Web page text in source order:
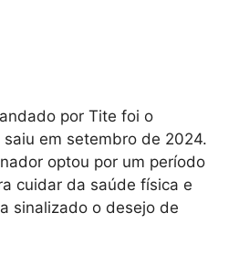
por Tite foi o
em setembro de 2024.
optou por um período
cuidar da saúde física e
sinalizado o desejo de